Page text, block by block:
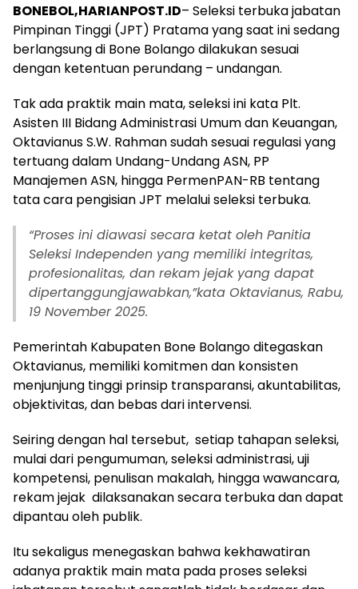
BONEBOL,HARIANPOST.ID– Seleksi terbuka jabatan
Pimpinan Tinggi (JPT) Pratama yang saat ini sedang
berlangsung di Bone Bolango dilakukan sesuai
dengan ketentuan perundang – undangan.
Tak ada praktik main mata, seleksi ini kata Plt.
Asisten III Bidang Administrasi Umum dan Keuangan,
Oktavianus S.W. Rahman sudah sesuai regulasi yang
tertuang dalam Undang-Undang ASN, PP
Manajemen ASN, hingga PermenPAN-RB tentang
tata cara pengisian JPT melalui seleksi terbuka.
“Proses ini diawasi secara ketat oleh Panitia
Seleksi Independen yang memiliki integritas,
profesionalitas, dan rekam jejak yang dapat
dipertanggungjawabkan,”kata Oktavianus, Rabu,
19 November 2025.
Pemerintah Kabupaten Bone Bolango ditegaskan
Oktavianus, memiliki komitmen dan konsisten
menjunjung tinggi prinsip transparansi, akuntabilitas,
objektivitas, dan bebas dari intervensi.
Seiring dengan hal tersebut, setiap tahapan seleksi,
mulai dari pengumuman, seleksi administrasi, uji
kompetensi, penulisan makalah, hingga wawancara,
rekam jejak dilaksanakan secara terbuka dan dapat
dipantau oleh publik.
Itu sekaligus menegaskan bahwa kekhawatiran
adanya praktik main mata pada proses seleksi